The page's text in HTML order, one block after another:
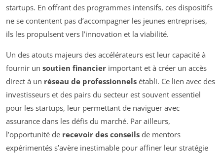
startups. En offrant des programmes intensifs, ces dispositifs
ne se contentent pas d’accompagner les jeunes entreprises,
ils les propulsent vers l’innovation et la viabilité.
Un des atouts majeurs des accélérateurs est leur capacité à
fournir un soutien financier important et à créer un accès
direct à un réseau de professionnels établi. Ce lien avec des
investisseurs et des pairs du secteur est souvent essentiel
pour les startups, leur permettant de naviguer avec
assurance dans les défis du marché. Par ailleurs,
l’opportunité de recevoir des conseils de mentors
expérimentés s’avère inestimable pour affiner leur stratégie